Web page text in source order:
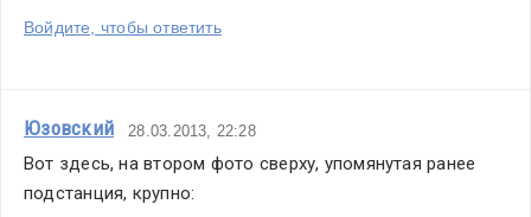
Войдите, чтобы ответить
Юзовский 28.03.2013, 22:28
Вот здесь, на втором фото сверху, упомянутая ранее
подстанция, крупно: